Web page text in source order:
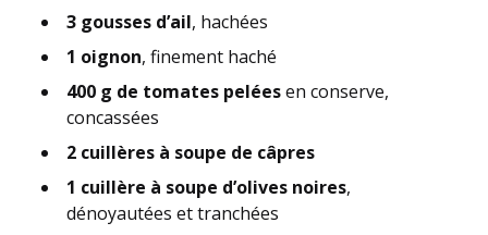
3 gousses d’ail, hachées
1 oignon, finement haché
400 g de tomates peléesen conserve,
concassées
2 cuillères à soupe de câpres
1 cuillère à soupe d’olives noires,
dénoyautées et tranchées